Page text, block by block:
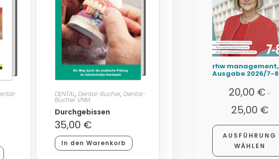
DENTAL, Dental-Bücher, Dental-
Bücher VNM
Durchgebissen
35,00 €
In den Warenkorb
rhw management,
Ausgabe 2026/7-8
20,00 €-
25,00 €
AUSFÜHRUNG
WÄHLEN